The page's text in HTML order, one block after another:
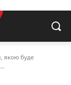
якою буде